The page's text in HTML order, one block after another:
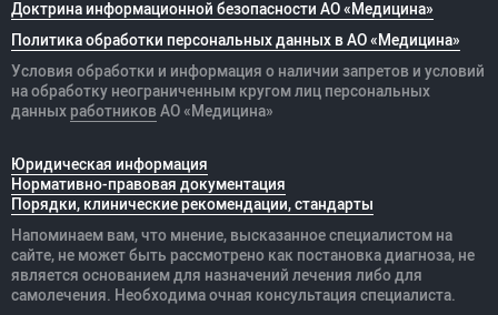
Доктрина информационной безопасности АО «Медицина»
Политика обработки персональных данных в АО «Медицина»
Условия обработки и информация о наличии запретов и условий
на обработку неограниченным кругом лиц персональных
данных работников АО «Медицина»
Юридическая информация
Нормативно-правовая документация
Порядки, клинические рекомендации, стандарты
Напоминаем вам, что мнение, высказанное специалистом на
сайте, не может быть рассмотрено как постановка диагноза, не
является основанием для назначений лечения либо для
самолечения. Необходима очная консультация специалиста.